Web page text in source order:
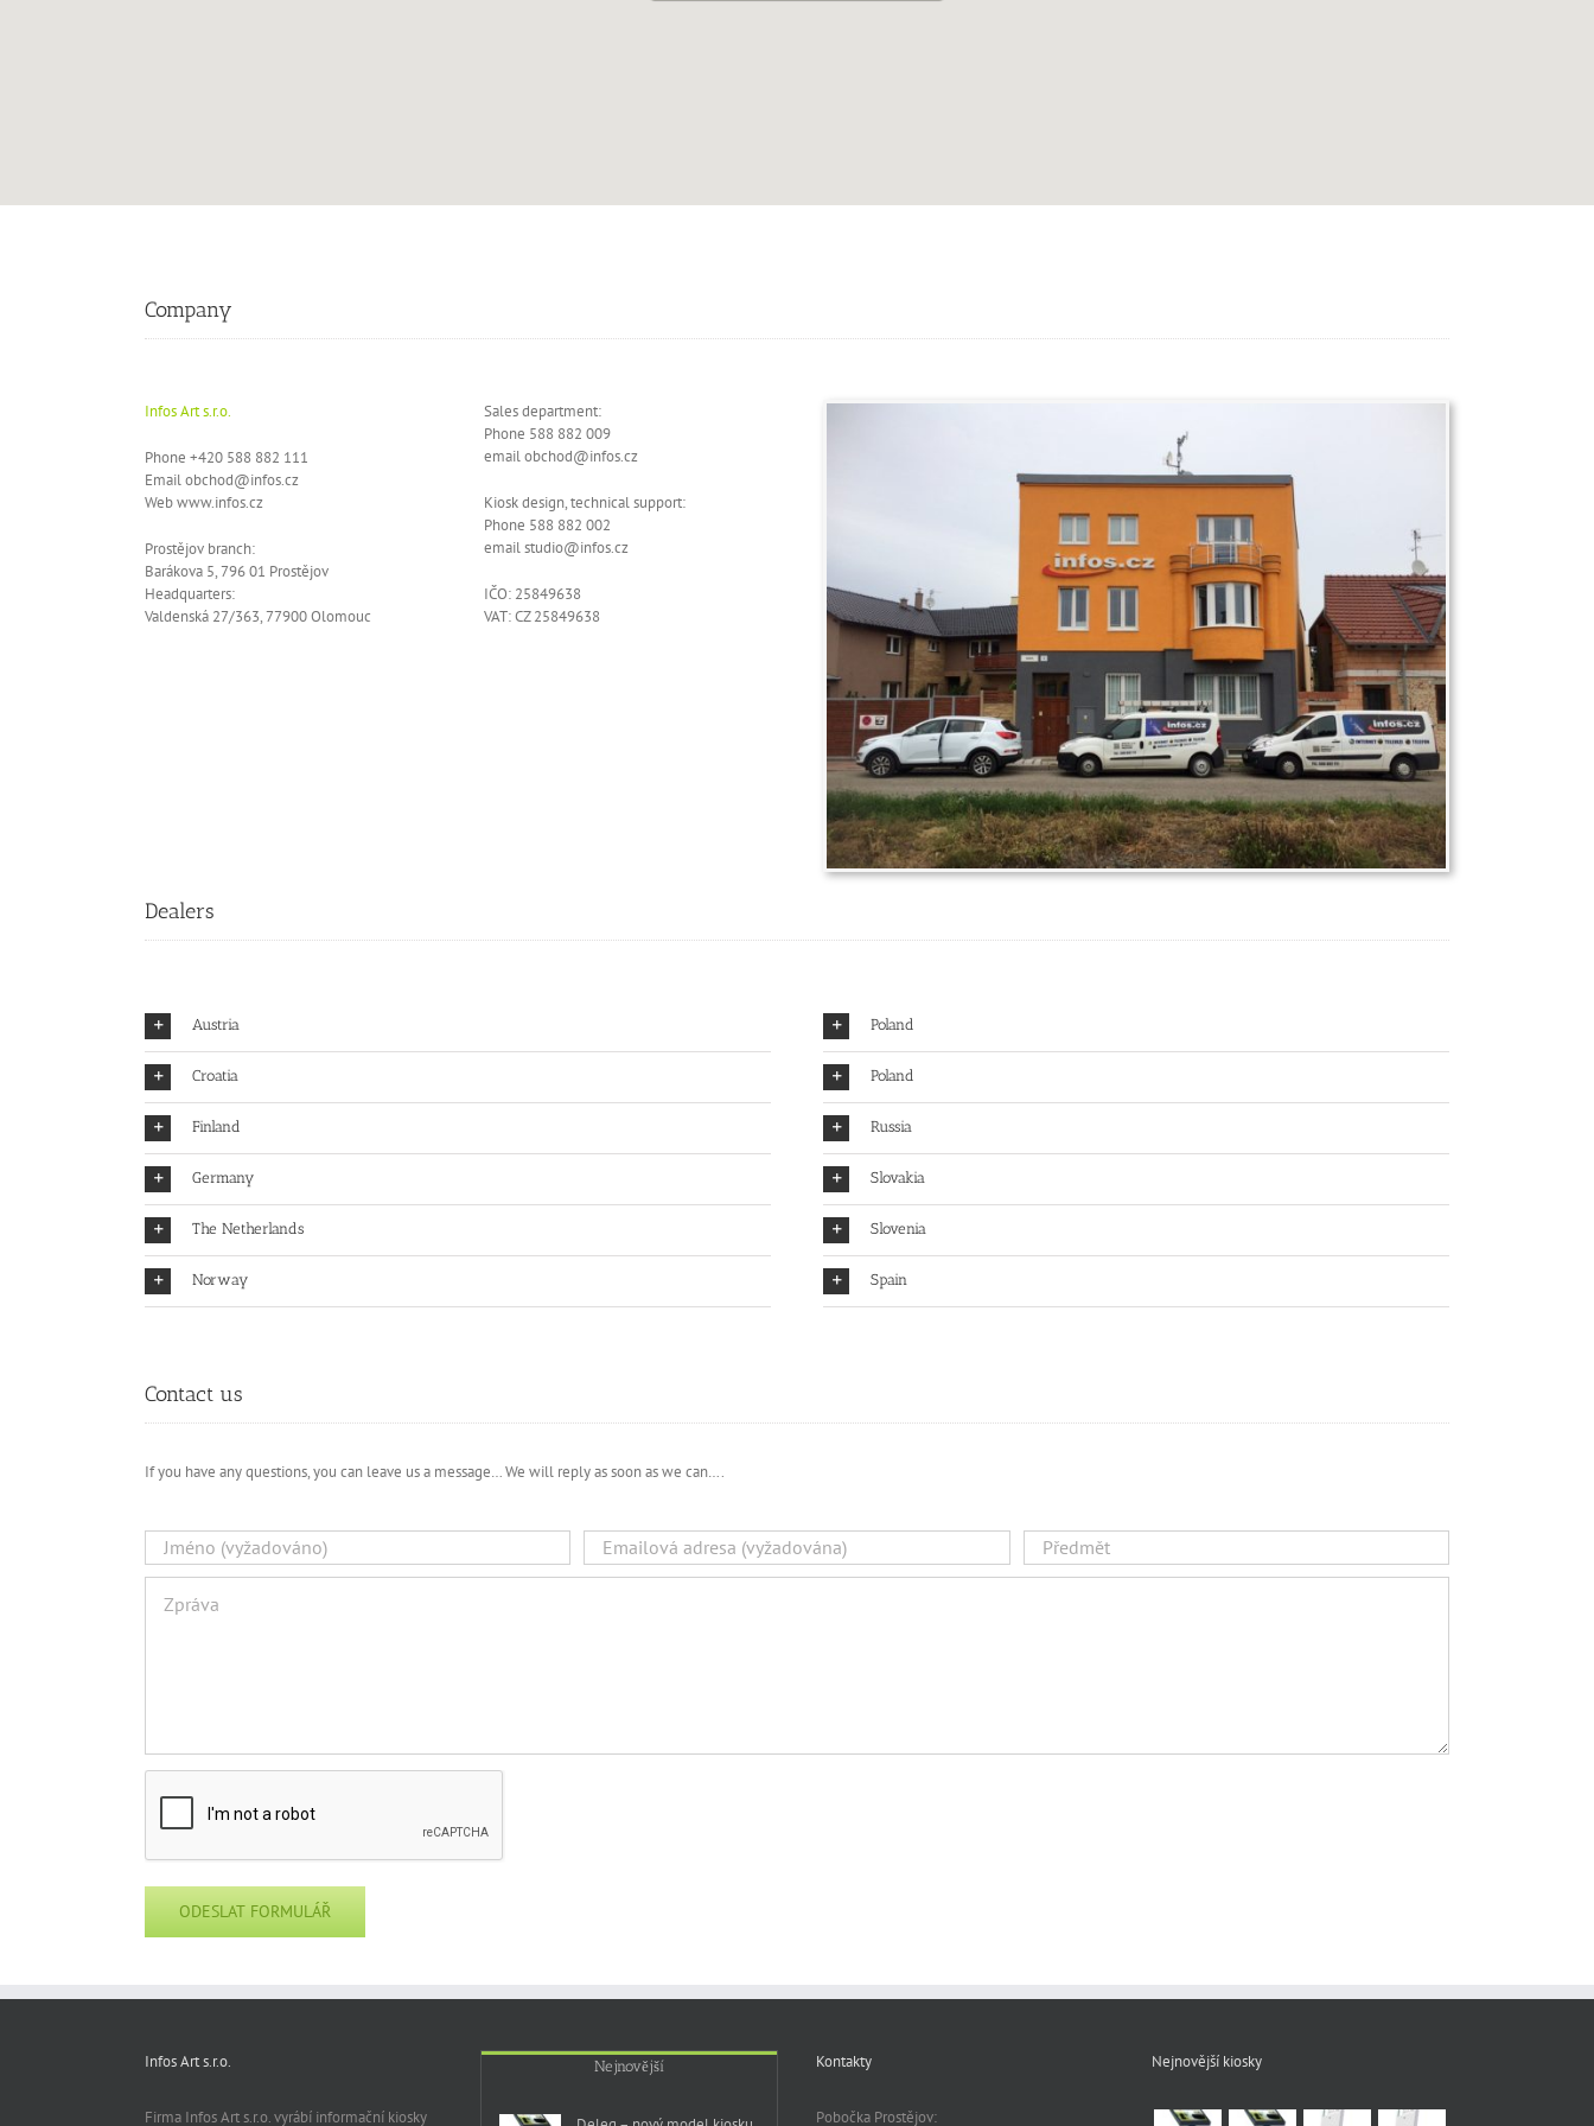
Company
Infos Art s.r.o.
Phone +420 588 882 111
Email obchod@infos.cz
Web www.infos.cz
Prostějov branch:
Barákova 5, 796 01 Prostějov
Headquarters:
Valdenská 27/363, 77900 Olomouc
Sales department:
Phone 588 882 009
email obchod@infos.cz
Kiosk design, technical support:
Phone 588 882 002
email studio@infos.cz
IČO: 25849638
VAT: CZ 25849638
Dealers
Austria
Croatia
Finland
Germany
The Netherlands
Norway
Poland
Poland
Russia
Slovakia
Slovenia
Spain
Contact us
If you have any questions, you can leave us a message… We will reply as soon as we can….
Infos Art s.r.o.
Firma Infos Art s.r.o. vyrábí informační kiosky
Nejnovější Kontakty
Pobočka Prostějov:
Nejnovější kiosky